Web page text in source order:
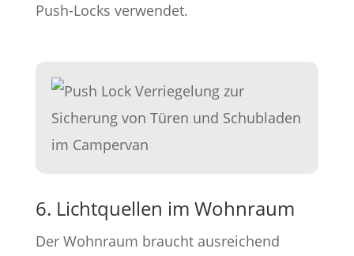
Push-Locks verwendet.
6. Lichtquellen im Wohnraum
Der Wohnraum braucht ausreichend